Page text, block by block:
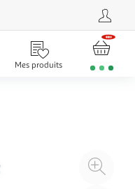
Mes produits